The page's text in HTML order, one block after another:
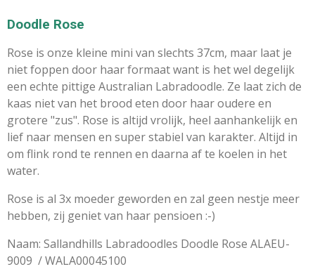
Doodle Rose
Rose is onze kleine mini van slechts 37cm, maar laat je
niet foppen door haar formaat want is het wel degelijk
een echte pittige Australian Labradoodle. Ze laat zich de
kaas niet van het brood eten door haar oudere en
grotere "zus". Rose is altijd vrolijk, heel aanhankelijk en
lief naar mensen en super stabiel van karakter. Altijd in
om flink rond te rennen en daarna af te koelen in het
water.
Rose is al 3x moeder geworden en zal geen nestje meer
hebben, zij geniet van haar pensioen :-)
Naam: Sallandhills Labradoodles Doodle Rose ALAEU-
9009 / WALA00045100